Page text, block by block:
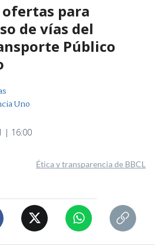
ofertas para
de vías del
Público
Uno
| 16:00
Ética y transparencia de BBCL